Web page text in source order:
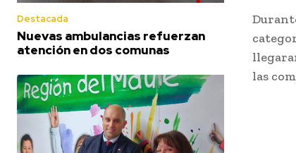
Destacada
Nuevas ambulancias refuerzan
atención en dos comunas
las